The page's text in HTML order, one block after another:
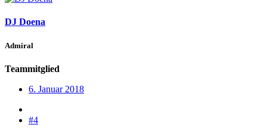
DJ Doena
Admiral
Teammitglied
6. Januar 2018
#4